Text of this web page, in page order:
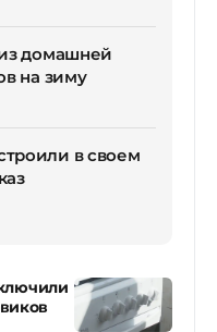
домашней
на зиму
в своем